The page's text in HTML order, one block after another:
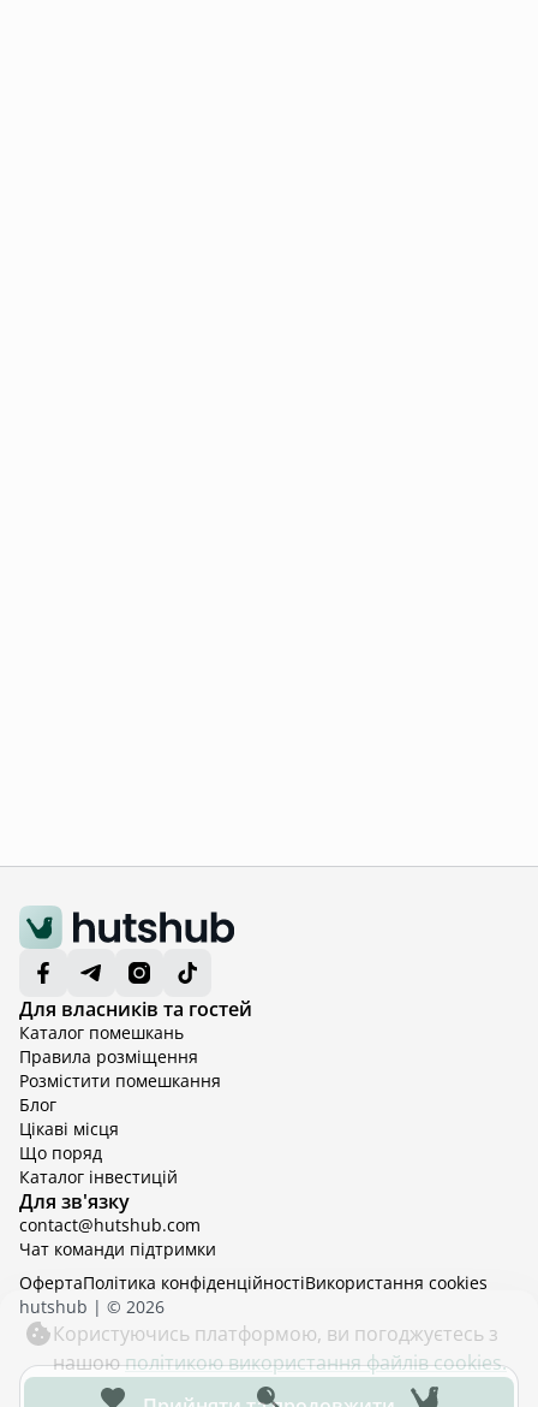
Для власників та гостей
Каталог помешкань
Правила розміщення
Розмістити помешкання
Блог
Цікаві місця
Що поряд
Каталог інвестицій
Для зв'язку
contact@hutshub.com
Чат команди підтримки
hutshub | © 2026
ОфертаПолітика конфіденційностіBикористання cookies
Користуючись платформою, ви погоджуєтесь з
нашоюполітикою використання файлів cookies.